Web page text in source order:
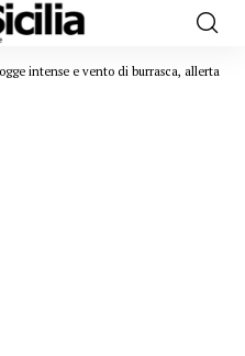
intense e vento di burrasca, allerta